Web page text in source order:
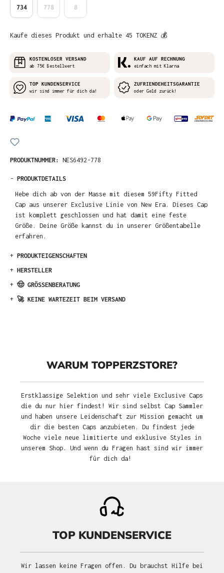
734 778 8
Kaufe dieses Produkt und erhalte 45 TOKENZ 💰
KOSTENLOSER VERSAND
ab 75€ Bestellwert
KAUF AUF RECHNUNG
einfach mit Klarna
TOP KUNDENSERVICE
wir sind immer für dich da!
ZUFRIENDEHEITSGARANTIE
oder Geld zurück!
PRODUKTNUMMER: NES6492-778
- PRODUKTDETAILS
Hebe dich ab von der Masse mit diesem 59Fifty Fitted
Cap aus unserer Exclusive Linie von New Era. Dieses Cap
ist komplett geschlossen und hat damit eine feste
Größe. Deine Größe kannst du in unserer Größentabelle
erfahren.
+ PRODUKTEIGENSCHAFTEN
+ HERSTELLER
+ 🤠 GRÖSSENBERATUNG
+ 🚀 KEINE WARTEZEIT BEIM VERSAND
WARUM TOPPERZSTORE?
Erstklassige Selektion und sehr viele Exclusive Caps
die du nur hier findest! Wir sind selbst Cap Sammler
und haben unsere Leidenschaft zur Mission gemacht um
dir die besten Caps anzubieten. Du findest jede
Woche viele neue limitierte und exklusive Styles in
unserem Shop. Und wenn du Fragen hast sind wir immer
für dich da!
TOP KUNDENSERVICE
Wir lassen keine Fragen offen. Du brauchst Hilfe bei